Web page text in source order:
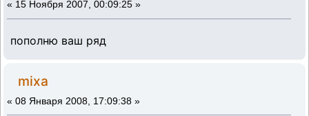
« 15 Ноября 2007, 00:09:25 »
пополню ваш ряд
mixa
« 08 Января 2008, 17:09:38 »